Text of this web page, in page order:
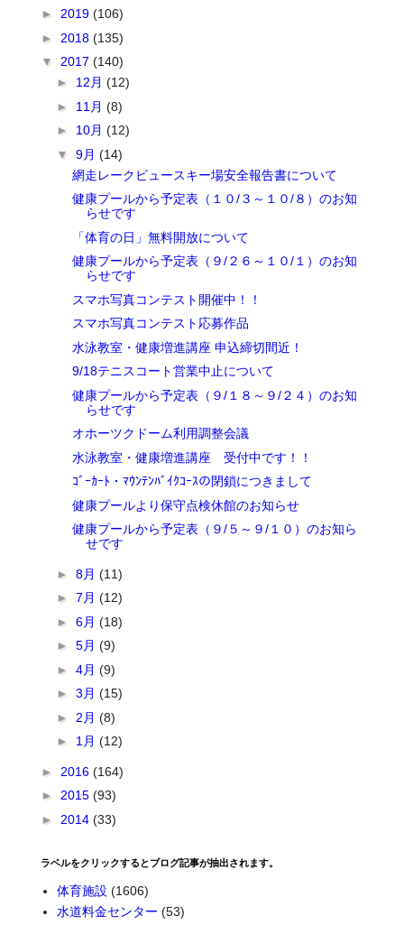
►2019(106)
► 2018(135)
▼2017(140)
► 12月(12)
► 11月(8)
► 10月(12)
▼9月(14)
網走レークビュースキー場安全報告書について
健康プールから予定表（１０/３～１０/８）のお知
らせです
「体育の日」無料開放について
健康プールから予定表（９/２６～１０/１）のお知
らせです
スマホ写真コンテスト開催中！！
スマホ写真コンテスト応募作品
水泳教室・健康増進講座 申込締切間近！
9/18テニスコート営業中止について
健康プールから予定表（９/１８～９/２４）のお知
らせです
オホーツクドーム利用調整会議
水泳教室・健康増進講座 受付中です！！
ｺﾞｰｶｰﾄ・ﾏｳﾝﾃﾝﾊﾞｲｸｺｰｽの閉鎖につきまして
健康プールより保守点検休館のお知らせ
健康プールから予定表（９/５～９/１０）のお知ら
せです
►8月(11)
►7月(12)
►6月(18)
►5月(9)
►4月(9)
►3月(15)
► 2月(8)
► 1月(12)
► 2016(164)
►2015(93)
► 2014(33)
ラベルをクリックするとブログ記事が抽出されます。
体育施設 (1606)
水道料金センター (53)